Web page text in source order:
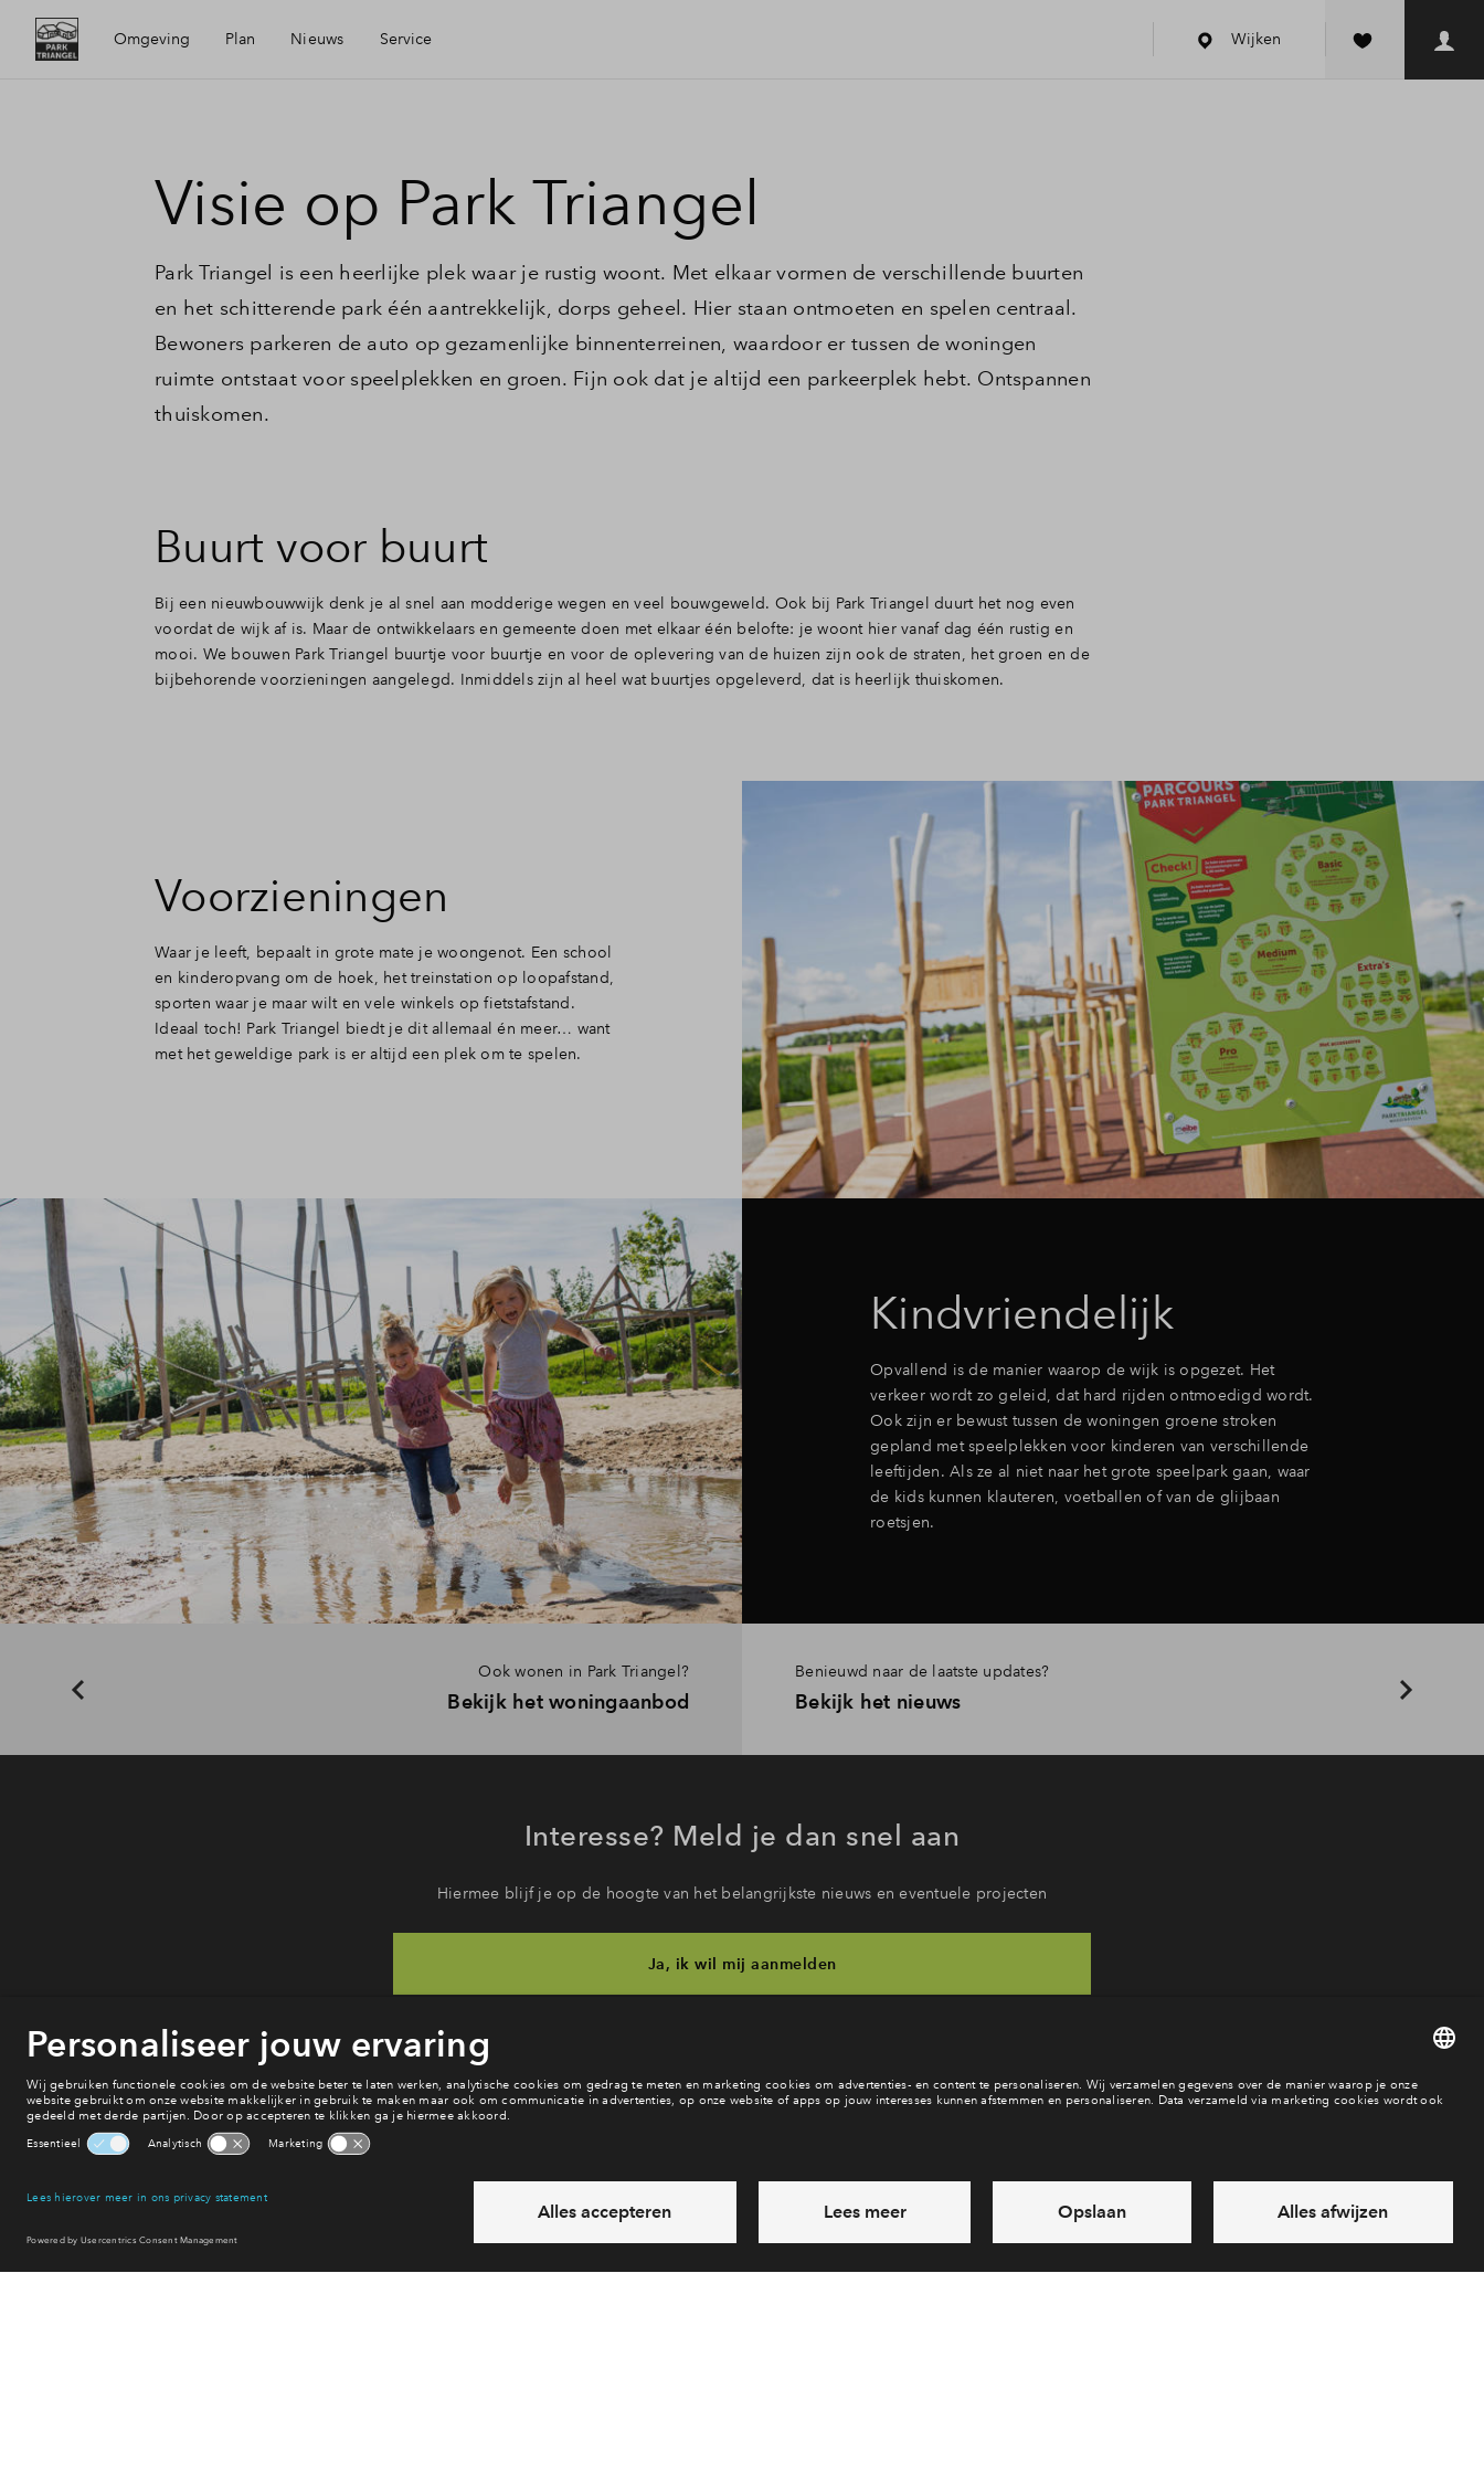
Omgeving
Bereikbaarheid
Voorzieningen
Plan
Buurten
Duurzaamheid
Planning
Nieuws Service
Financiele check
Financiering
Toewijzing
Contact
Wijken
Visie op Park Triangel
Park Triangel is een heerlijke plek waar je rustig woont. Met elkaar vormen de verschillende buurten
en het schitterende park één aantrekkelijk, dorps geheel. Hier staan ontmoeten en spelen centraal.
Bewoners parkeren de auto op gezamenlijke binnenterreinen, waardoor er tussen de woningen
ruimte ontstaat voor speelplekken en groen. Fijn ook dat je altijd een parkeerplek hebt. Ontspannen
thuiskomen.
Buurt voor buurt
Bij een nieuwbouwwijk denk je al snel aan modderige wegen en veel bouwgeweld. Ook bij Park Triangel duurt het nog even
voordat de wijk af is. Maar de ontwikkelaars en gemeente doen met elkaar één belofte: je woont hier vanaf dag één rustig en
mooi. We bouwen Park Triangel buurtje voor buurtje en voor de oplevering van de huizen zijn ook de straten, het groen en de
bijbehorende voorzieningen aangelegd. Inmiddels zijn al heel wat buurtjes opgeleverd, dat is heerlijk thuiskomen.
Voorzieningen
Waar je leeft, bepaalt in grote mate je woongenot. Een school
en kinderopvang om de hoek, het treinstation op loopafstand,
sporten waar je maar wilt en vele winkels op fietstafstand.
Ideaal toch! Park Triangel biedt je dit allemaal én meer… want
met het geweldige park is er altijd een plek om te spelen.
Kindvriendelijk
Opvallend is de manier waarop de wijk is opgezet. Het
verkeer wordt zo geleid, dat hard rijden ontmoedigd wordt.
Ook zijn er bewust tussen de woningen groene stroken
gepland met speelplekken voor kinderen van verschillende
leeftijden. Als ze al niet naar het grote speelpark gaan, waar
de kids kunnen klauteren, voetballen of van de glijbaan
roetsjen.
Ook wonen in Park Triangel?
Bekijk het woningaanbod
Benieuwd naar de laatste updates?
Bekijk het nieuws
Interesse? Meld je dan snel aan
Hiermee blijf je op de hoogte van het belangrijkste nieuws en eventuele projecten
Ja, ik wil mij aanmelden
Heb je een vraag en wil je direct antwoord? Bel ons op
6 dagen per week beschikbaar (behalve tijdens feestdagen)
via chat en telefoon